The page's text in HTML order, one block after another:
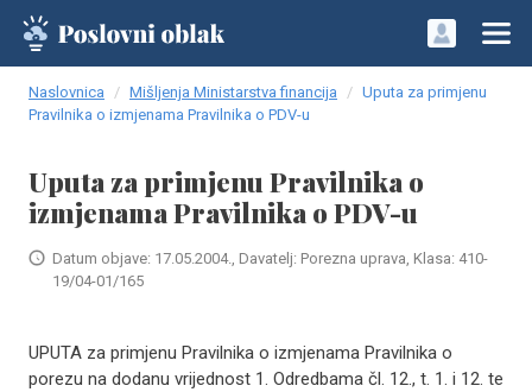
Naslovnica Mišljenja Ministarstva financija
Uputa za primjenu
Pravilnika o izmjenama Pravilnika o PDV-u
Uputa za primjenu Pravilnika o
izmjenama Pravilnika o PDV-u
Datum objave: 17.05.2004., Davatelj: Porezna uprava, Klasa: 410-
19/04-01/165
UPUTA za primjenu Pravilnika o izmjenama Pravilnika o
porezu na dodanu vrijednost 1. Odredbama čl. 12., t. 1. i 12. te